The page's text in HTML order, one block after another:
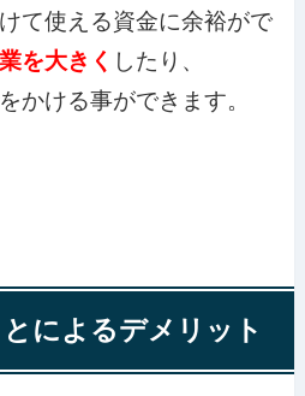
て使える資金に余裕がで
を大きく したり、
をかける事ができます。
によるデメリット